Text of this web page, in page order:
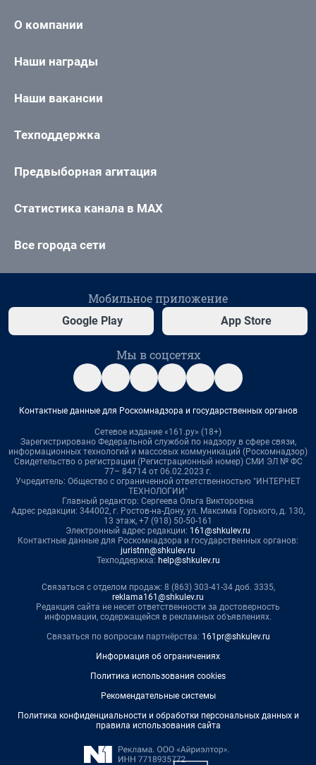
О компании
Наши награды
Наши вакансии
Техподдержка
Предвыборная агитация
Статистика канала в MAX
Все города сети
Мобильное приложение
Google Play App Store
Мы в соцсетях
Контактные данные для Роскомнадзора и государственных органов
Сетевое издание «161.ру» (18+)
Зарегистрировано Федеральной службой по надзору в сфере связи,
информационных технологий и массовых коммуникаций (Роскомнадзор)
Свидетельство о регистрации (Регистрационный номер) СМИ ЭЛ № ФС
77– 84714 от 06.02.2023 г.
Учредитель: Общество с ограниченной ответственностью "ИНТЕРНЕТ
ТЕХНОЛОГИИ"
Главный редактор: Сергеева Ольга Викторовна
Адрес редакции: 344002, г. Ростов-на-Дону, ул. Максима Горького, д. 130,
13 этаж, +7 (918) 50-50-161
Электронный адрес редакции: 161@shkulev.ru
Контактные данные для Роскомнадзора и государственных органов:
juristnn@shkulev.ru
Техподдержка: help@shkulev.ru
Связаться с отделом продаж: 8 (863) 303-41-34 доб. 3335,
reklama161@shkulev.ru
Редакция сайта не несет ответственности за достоверность
информации, содержащейся в рекламных объявлениях.
Связаться по вопросам партнёрства: 161pr@shkulev.ru
Информация об ограничениях
Политика использования cookies
Рекомендательные системы
Политика конфиденциальности и обработки персональных данных и
правила использования сайта